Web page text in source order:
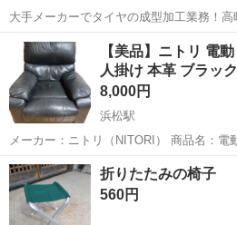
大手メーカーでタイヤの成型加工業務！
度あり！ワンルーム寮完備！マイカー通
重県伊勢市》 人気の工場のお仕事 ◇タイヤの製造◇ トラック・バ
ス・RV車用を中心とした...
三重 伊勢市 山田上口駅 その他
【美品】ニトリ 電
人掛け 本革 ブラッ
8,000円
浜松駅
メーカー：ニトリ（NITORI） 商品名：電
人掛け） カラー：ブラック（黒）素材：
商品状態（動作・外観）動作について：リ
ズに動作することを確認済みで...
静岡 浜松市 浜松駅 椅子
折りたたみの椅子
560円